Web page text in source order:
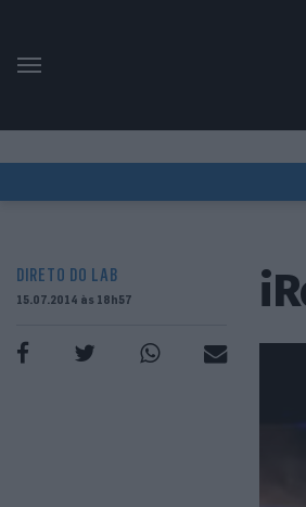
DIRETO DO LAB
15.07.2014 às 18h57